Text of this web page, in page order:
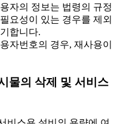
자의 정보는 법령의 규정
요성이 있는 경우를 제외
합니다.
자번호의 경우, 재사용이
물의 삭제 및 서비스